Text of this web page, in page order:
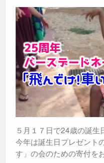
５月１７日で24歳の誕生
今年は誕生日プレゼント
す」の会のための寄付を